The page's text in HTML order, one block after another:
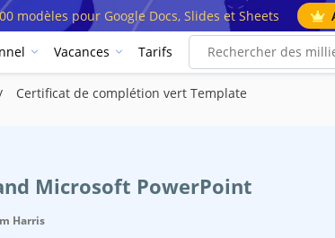
modèles pour Google Docs, Slides et Sheets
Vacances Tarifs
Certificat de complétion vert Template
Microsoft PowerPoint
Harris